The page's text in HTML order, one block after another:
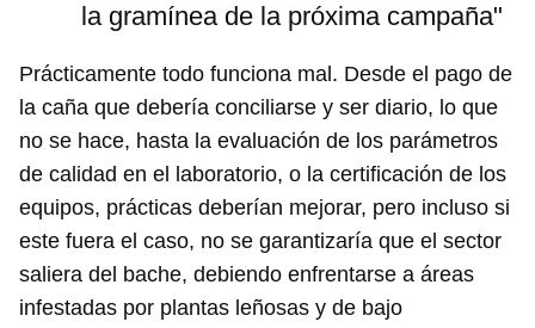
la gramínea de la próxima campaña"
Prácticamente todo funciona mal. Desde el pago de
la caña que debería conciliarse y ser diario, lo que
no se hace, hasta la evaluación de los parámetros
de calidad en el laboratorio, o la certificación de los
equipos, prácticas deberían mejorar, pero incluso si
este fuera el caso, no se garantizaría que el sector
saliera del bache, debiendo enfrentarse a áreas
infestadas por plantas leñosas y de bajo